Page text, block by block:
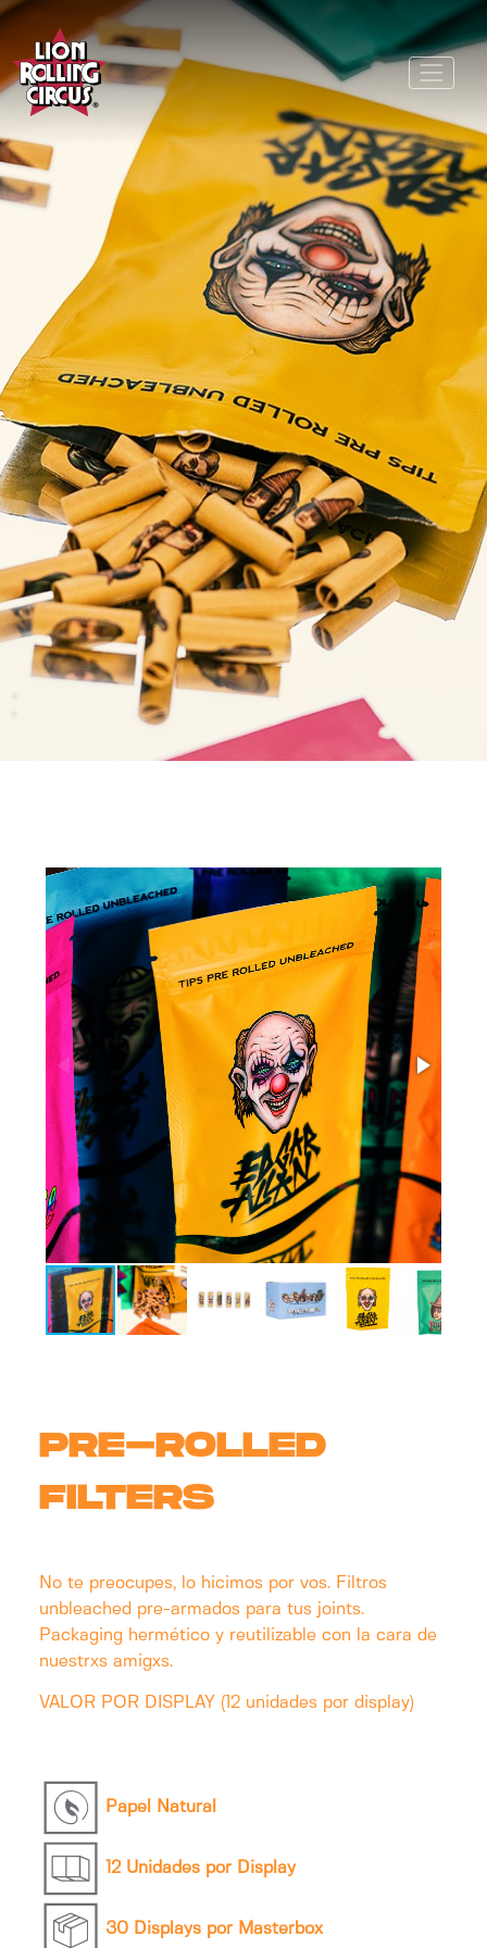
PRE-ROLLED
FILTERS
No te preocupes, lo hicimos por vos. Filtros
unbleached pre-armados para tus joints.
Packaging hermético y reutilizable con la cara de
nuestrxs amigxs.
VALOR POR DISPLAY (12 unidades por display)
Papel Natural
12 Unidades por Display
30 Displays por Masterbox